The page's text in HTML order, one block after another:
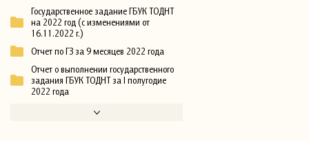
Государственное задание ГБУК ТОДНТ
на 2022 год (с изменениями от
16.11.2022 г.)
Отчет по ГЗ за 9 месяцев 2022 года
Отчет о выполнении государственного
задания ГБУК ТОДНТ за I полугодие
2022 года